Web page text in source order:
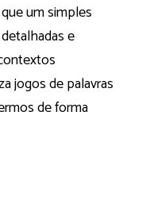
um simples
e
jogos de palavras
de forma